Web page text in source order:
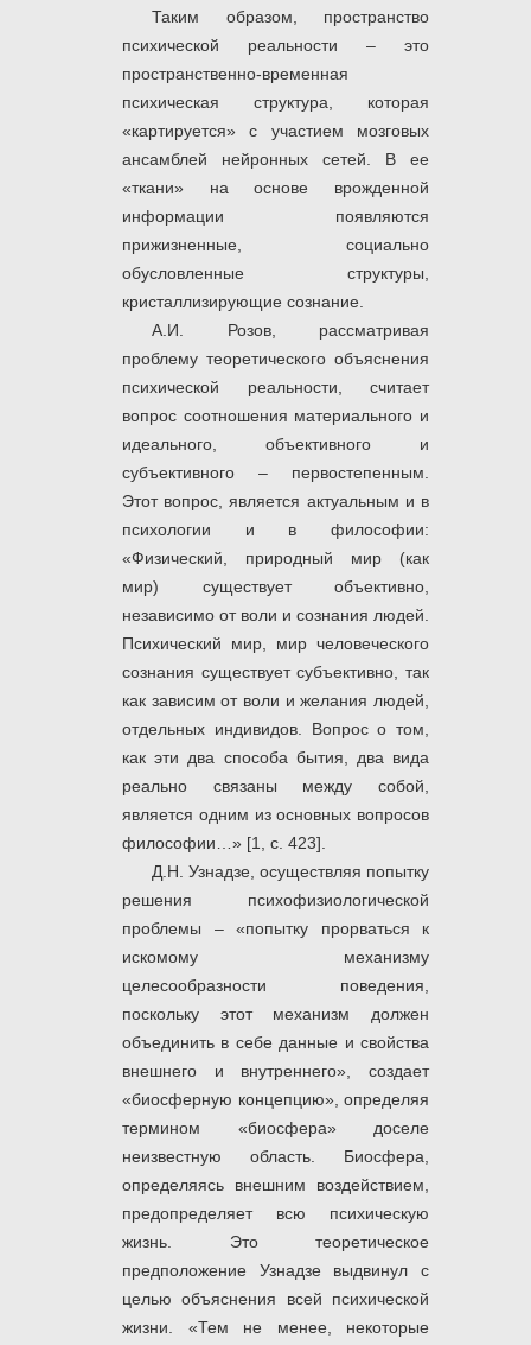
Таким образом, пространство
психической реальности – это
пространственно-временная
психическая структура, которая
«картируется» с участием мозговых
ансамблей нейронных сетей. В ее
«ткани» на основе врожденной
информации появляются
прижизненные, социально
обусловленные структуры,
кристаллизирующие сознание.
А.И. Розов, рассматривая
проблему теоретического объяснения
психической реальности, считает
вопрос соотношения материального и
идеального, объективного и
субъективного – первостепенным.
Этот вопрос, является актуальным и в
психологии и в философии:
«Физический, природный мир (как
мир) существует объективно,
независимо от воли и сознания людей.
Психический мир, мир человеческого
сознания существует субъективно, так
как зависим от воли и желания людей,
отдельных индивидов. Вопрос о том,
как эти два способа бытия, два вида
реально связаны между собой,
является одним из основных вопросов
философии…» [1, с. 423].
Д.Н. Узнадзе, осуществляя попытку
решения психофизиологической
проблемы – «попытку прорваться к
искомому механизму
целесообразности поведения,
поскольку этот механизм должен
объединить в себе данные и свойства
внешнего и внутреннего», создает
«биосферную концепцию», определяя
термином «биосфера» доселе
неизвестную область. Биосфера,
определяясь внешним воздействием,
предопределяет всю психическую
жизнь. Это теоретическое
предположение Узнадзе выдвинул с
целью объяснения всей психической
жизни. «Тем не менее, некоторые